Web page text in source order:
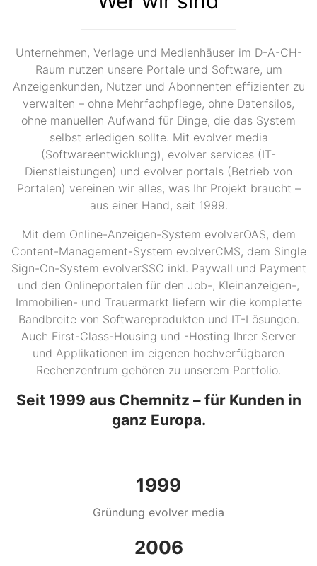
Unternehmen, Verlage und Medienhäuser im D-A-CH-
Raum nutzen unsere Portale und Software, um
Anzeigenkunden, Nutzer und Abonnenten effizienter zu
verwalten – ohne Mehrfachpflege, ohne Datensilos,
ohne manuellen Aufwand für Dinge, die das System
selbst erledigen sollte. Mit evolver media
(Softwareentwicklung), evolver services (IT-
Dienstleistungen) und evolver portals (Betrieb von
Portalen) vereinen wir alles, was Ihr Projekt braucht –
aus einer Hand, seit 1999.
Mit dem Online-Anzeigen-System evolverOAS, dem
Content-Management-System evolverCMS, dem Single
Sign-On-System evolverSSO inkl. Paywall und Payment
und den Onlineportalen für den Job-, Kleinanzeigen-,
Immobilien- und Trauermarkt liefern wir die komplette
Bandbreite von Softwareprodukten und IT-Lösungen.
Auch First-Class-Housing und -Hosting Ihrer Server
und Applikationen im eigenen hochverfügbaren
Rechenzentrum gehören zu unserem Portfolio.
Seit 1999 aus Chemnitz – für Kunden in
ganz Europa.
1999
Gründung evolver media
2006